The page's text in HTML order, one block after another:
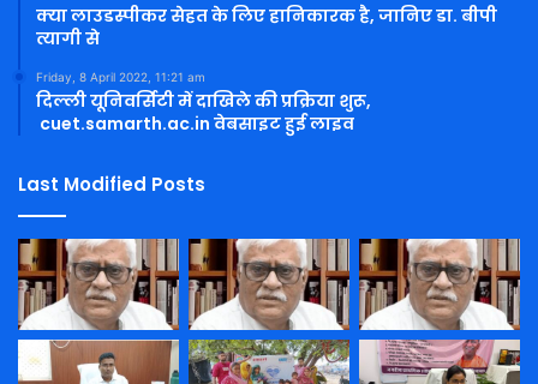
क्या लाउडस्पीकर सेहत के लिए हानिकारक है, जानिए डा. बीपी
त्यागी से
Friday, 8 April 2022, 11:21 am
दिल्ली यूनिवर्सिटी में दाखिले की प्रक्रिया शुरू,
cuet.samarth.ac.in वेबसाइट हुई लाइव
Last Modified Posts